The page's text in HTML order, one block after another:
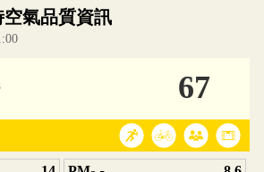
工具為視覺預覽，完整即時空